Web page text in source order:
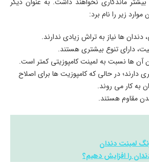
زیر را نام برد:
ها نیاز به تراش زیادی ندارند.
دارای تنوع بیشتری هستند.
ها نسبت به لمینت کامپوزیتی کمتر است.
دارند؛ در حالی که کامپوزیت‌ ها برای اصلاح
به کار می‌ روند.
مقاوم هستند.
لمینت دندان
را افزایش دهیم؟